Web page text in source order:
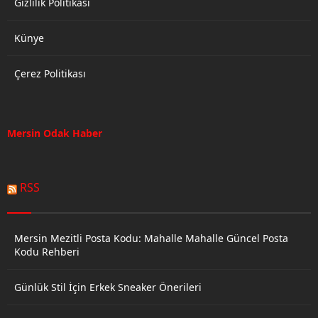
Künye
Çerez Politikası
Mersin Odak Haber
RSS
Mersin Mezitli Posta Kodu: Mahalle Mahalle Güncel Posta
Kodu Rehberi
Günlük Stil İçin Erkek Sneaker Önerileri